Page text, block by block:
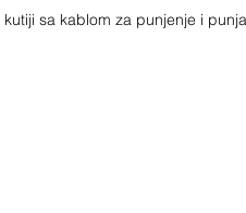
sa kablom za punjenje i